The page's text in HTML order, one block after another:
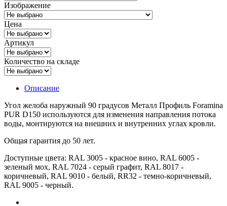
Изображение
Цена
Артикул
Количество на складе
Описание
Угол желоба наружный 90 градусов Металл Профиль Foramina
PUR D150 используются для изменения направления потока
воды, монтируются на внешних и внутренних углах кровли.
Общая гарантия до 50 лет.
Доступные цвета: RAL 3005 - красное вино, RAL 6005 -
зеленый мох, RAL 7024 - серый графит, RAL 8017 -
коричневый, RAL 9010 - белый, RR32 - темно-коричневый,
RAL 9005 - черный.